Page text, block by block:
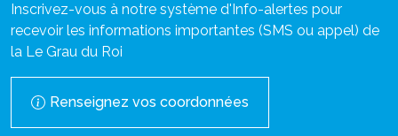
Inscrivez-vous à notre système d'Info-alertes pour
recevoir les informations importantes (SMS ou appel) de
la Le Grau du Roi
Renseignez vos coordonnées